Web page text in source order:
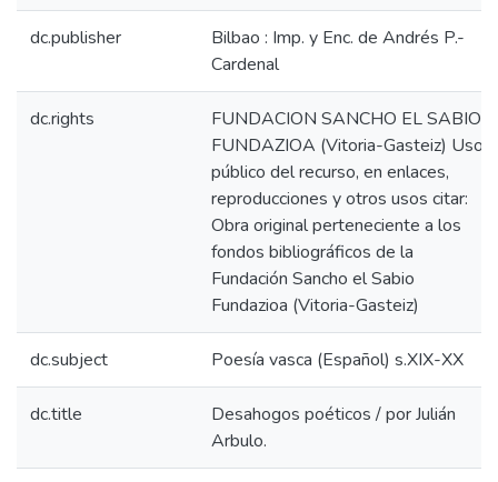
dc.publisher
Bilbao : Imp. y Enc. de Andrés P.-
Cardenal
dc.rights
FUNDACION SANCHO EL SABIO
FUNDAZIOA (Vitoria-Gasteiz) Uso
público del recurso, en enlaces,
reproducciones y otros usos citar:
Obra original perteneciente a los
fondos bibliográficos de la
Fundación Sancho el Sabio
Fundazioa (Vitoria-Gasteiz)
dc.subject Poesía vasca (Español) s.XIX-XX
dc.title
Desahogos poéticos / por Julián
Arbulo.